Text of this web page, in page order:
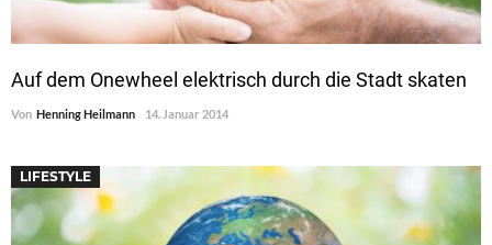
Auf dem Onewheel elektrisch durch die Stadt skaten
Von Henning Heilmann 14. Januar 2014
LIFESTYLE